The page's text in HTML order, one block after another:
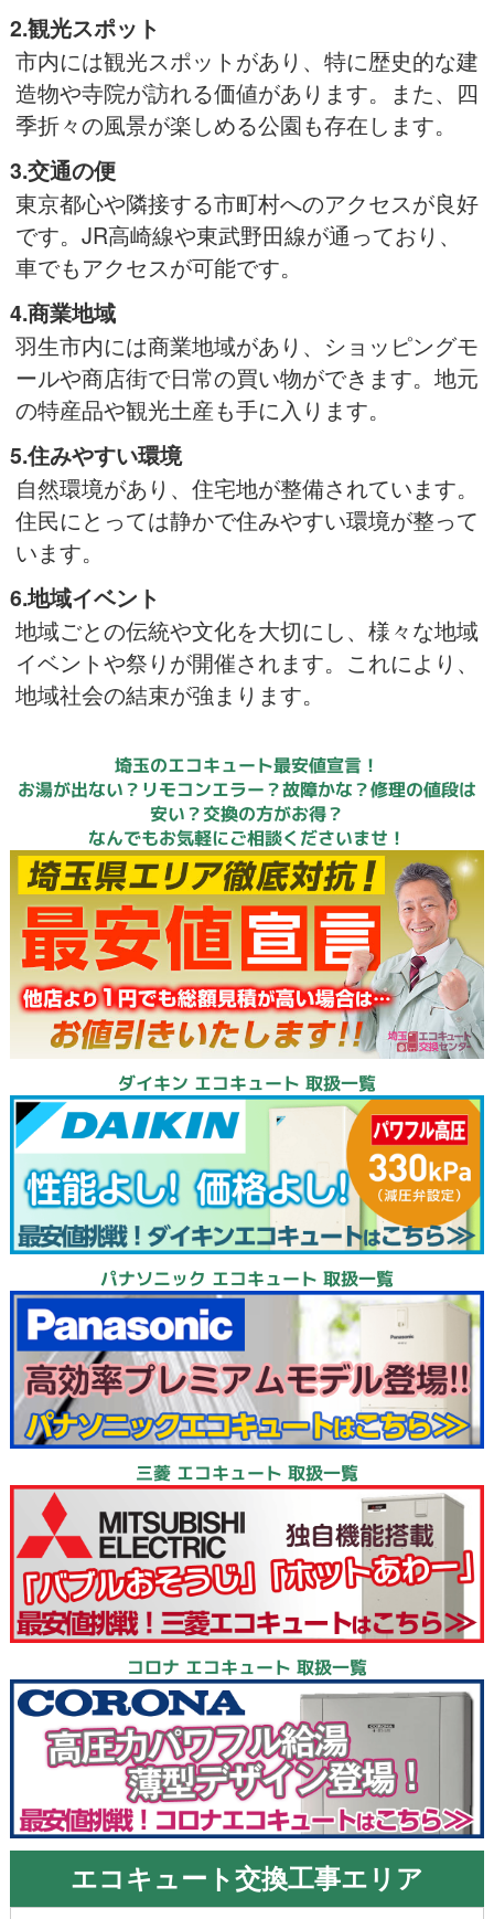
2.観光スポット
市内には観光スポットがあり、特に歴史的な建
造物や寺院が訪れる価値があります。また、四
季折々の風景が楽しめる公園も存在します。
3.交通の便
東京都心や隣接する市町村へのアクセスが良好
です。JR高崎線や東武野田線が通っており、
車でもアクセスが可能です。
4.商業地域
羽生市内には商業地域があり、ショッピングモ
ールや商店街で日常の買い物ができます。地元
の特産品や観光土産も手に入ります。
5.住みやすい環境
自然環境があり、住宅地が整備されています。
住民にとっては静かで住みやすい環境が整って
います。
6.地域イベント
地域ごとの伝統や文化を大切にし、様々な地域
イベントや祭りが開催されます。これにより、
地域社会の結束が強まります。
埼玉のエコキュート最安値宣言！
お湯が出ない？リモコンエラー？故障かな？修理の値段は
安い？交換の方がお得？
なんでもお気軽にご相談くださいませ！
ダイキン エコキュート 取扱一覧
パナソニック エコキュート 取扱一覧
三菱 エコキュート 取扱一覧
コロナ エコキュート 取扱一覧
エコキュート交換工事エリア